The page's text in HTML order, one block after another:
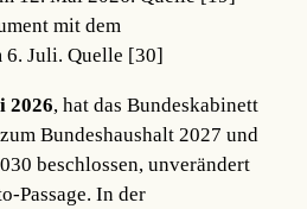
mit dem
6. Juli.Quelle [30]
2026, hat das Bundeskabinett
Bundeshaushalt 2027 und
beschlossen, unverändert
Passage. In der